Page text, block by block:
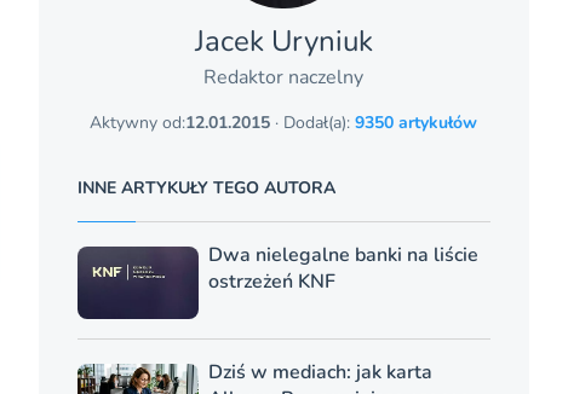
Jacek Uryniuk
Redaktor naczelny
Aktywny od:12.01.2015 · Dodał(a):9350 artykułów
INNE ARTYKUŁY TEGO AUTORA
Dwa nielegalne banki na liście
ostrzeżeń KNF
Dziś w mediach: jak karta